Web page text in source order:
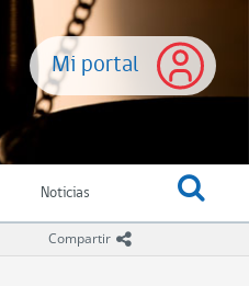
Mi portal
Noticias
Compartir icono compartir